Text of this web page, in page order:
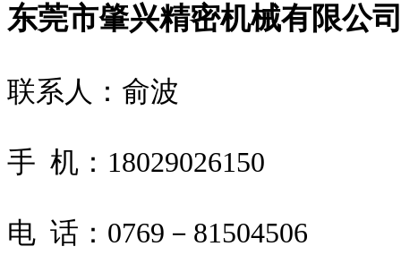
东莞市肇兴精密机械有限公
联系人：俞波
手 机：18029026150
电 话：0769－81504506